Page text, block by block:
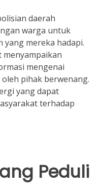
daerah
warga untuk
yang mereka hadapi.
mengenai
pihak berwenang.
yang dapat
terhadap
Peduli